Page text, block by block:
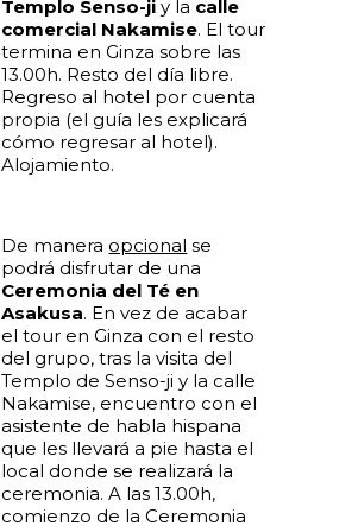
Templo Senso-ji y la calle
comercial Nakamise. El tour
termina en Ginza sobre las
13.00h. Resto del día libre.
Regreso al hotel por cuenta
propia (el guía les explicará
cómo regresar al hotel).
Alojamiento.
De manera opcional se
podrá disfrutar de una
Ceremonia del Té en
Asakusa. En vez de acabar
el tour en Ginza con el resto
del grupo, tras la visita del
Templo de Senso-ji y la calle
Nakamise, encuentro con el
asistente de habla hispana
que les llevará a pie hasta el
local donde se realizará la
ceremonia. A las 13.00h,
comienzo de la Ceremonia